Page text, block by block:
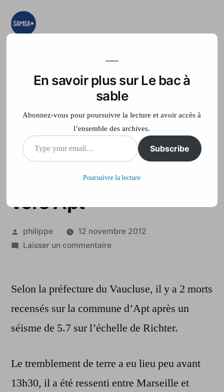
Aller
teste, on expérimente
Accueil France Télé
Séisme dans le sud-
est : au moins 2 morts
vers Apt
Publié
par
philippe
12 novembre 2012
Laisser un commentairesur
le
est
:
morts
Selon la préfecture du Vaucluse, il y a 2 morts
recensés sur la commune d’Apt après un
séisme de 5.7 sur l’échelle de Richter.
Le tremblement de terre a eu lieu peu avant
13h30, il a été ressenti entre Marseille et
En savoir plus sur Le bac à
sable
Abonnez-vous pour poursuivre la lecture et avoir accès à
l’ensemble des archives.
Type
your
Subscribe
Poursuivre la lecture